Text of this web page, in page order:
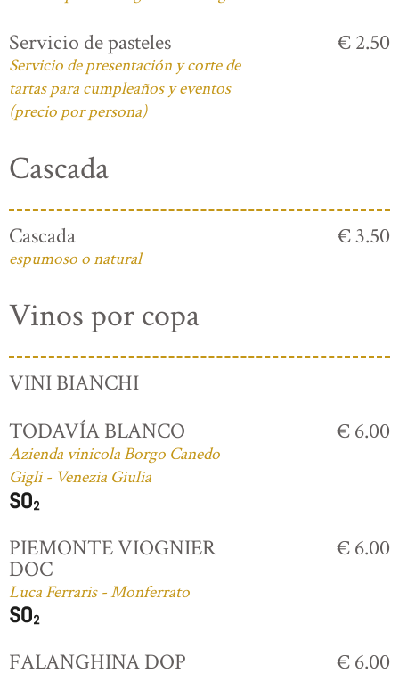
Servicio de pasteles
Servicio de presentación y corte de
tartas para cumpleaños y eventos
(precio por persona)
€ 2.50
Cascada
Cascada
espumoso o natural
€ 3.50
Vinos por copa
VINI BIANCHI
TODAVÍA BLANCO
Azienda vinicola Borgo Canedo
Gigli - Venezia Giulia
€ 6.00
PIEMONTE VIOGNIER
DOC
Luca Ferraris - Monferrato
€ 6.00
FALANGHINA DOP € 6.00